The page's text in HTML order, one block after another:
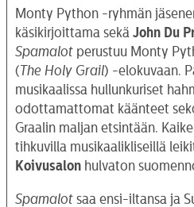
Monty Python -ryhmän
käsikirjoittama sekä John Du
Spamalot perustuu Monty
(The Holy Grail) -elokuvaan.
musikaalissa hullunkuriset
odottamattomat käänteet
Graalin maljan etsintään.
tihkuvilla musikaalikliseillä
Koivusalon hulvaton
Spamalot saa ensi-iltansa ja